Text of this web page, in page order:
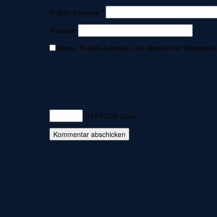
E-Mail-Adresse *
Website
Name, E-Mail-Adresse und Website in diesem
CAPTCHA Code*